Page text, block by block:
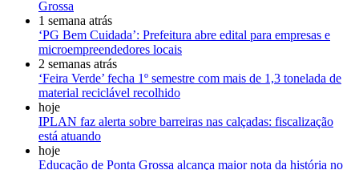
Grossa
1 semana atrás
‘PG Bem Cuidada’: Prefeitura abre edital para empresas e
microempreendedores locais
2 semanas atrás
‘Feira Verde’ fecha 1º semestre com mais de 1,3 tonelada de
material reciclável recolhido
hoje
IPLAN faz alerta sobre barreiras nas calçadas: fiscalização
está atuando
hoje
Educação de Ponta Grossa alcança maior nota da história no